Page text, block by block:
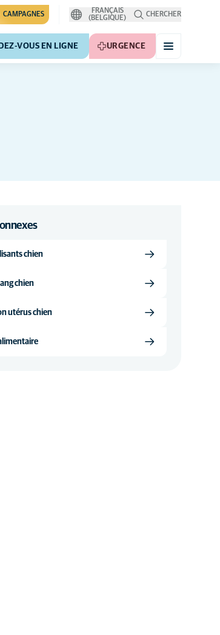
CAMPAGNES
FRANÇAIS
(BELGIQUE)
CHERCHER
VOUS EN LIGNE URGENCE
chien
chien
utérus chien